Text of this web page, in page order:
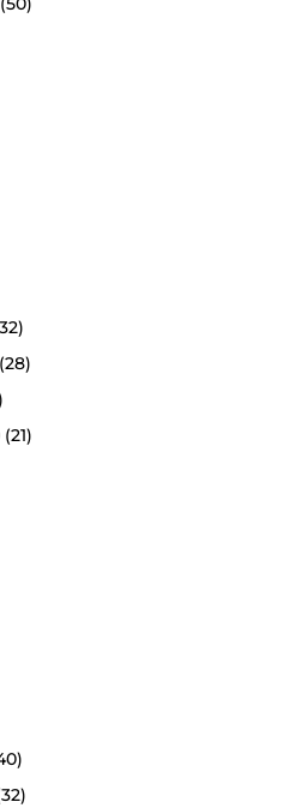
(21)